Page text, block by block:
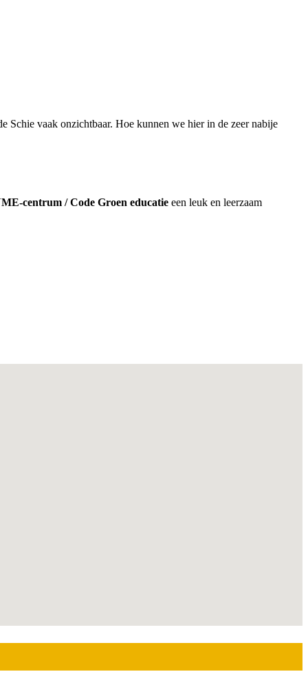
Schie vaak onzichtbaar. Hoe kunnen we hier in de zeer nabije
centrum / Code Groen educatie een leuk en leerzaam